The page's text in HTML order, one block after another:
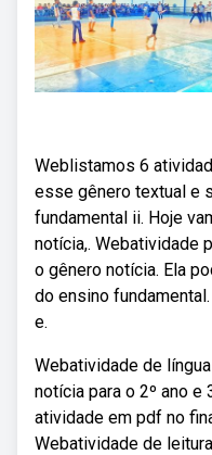
Weblistamos 6
esse gênero textual e
fundamental ii. Hoje
notícia,. Webatividade
o gênero notícia. Ela
do ensino
e.
Webatividade de
notícia para o 2º ano e
atividade em pdf no
Webatividade de